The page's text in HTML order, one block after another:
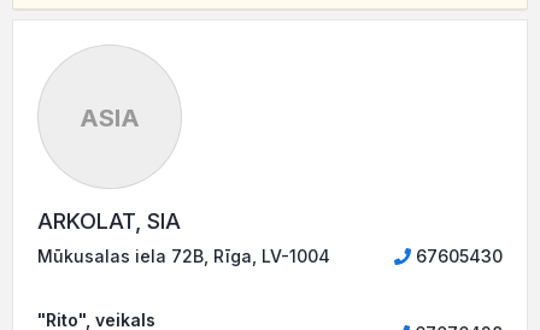
ASIA
ARKOLAT, SIA
Mūkusalas iela 72B, Rīga, LV-1004 67605430
"Rito", veikals